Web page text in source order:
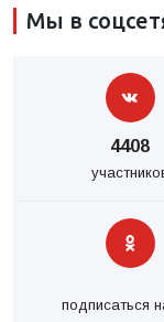
Мы в
4408
подписаться